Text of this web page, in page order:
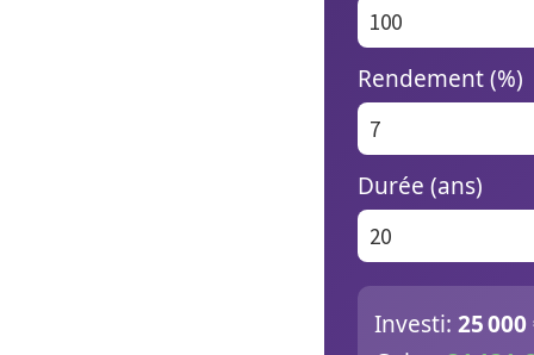
Rendement (%)
Durée (ans)
Investi: 25 000